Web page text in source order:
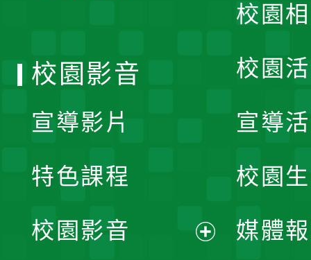
校園
校園
宣導
校園
媒體
校園影音
宣導影片
特色課程
校園影音